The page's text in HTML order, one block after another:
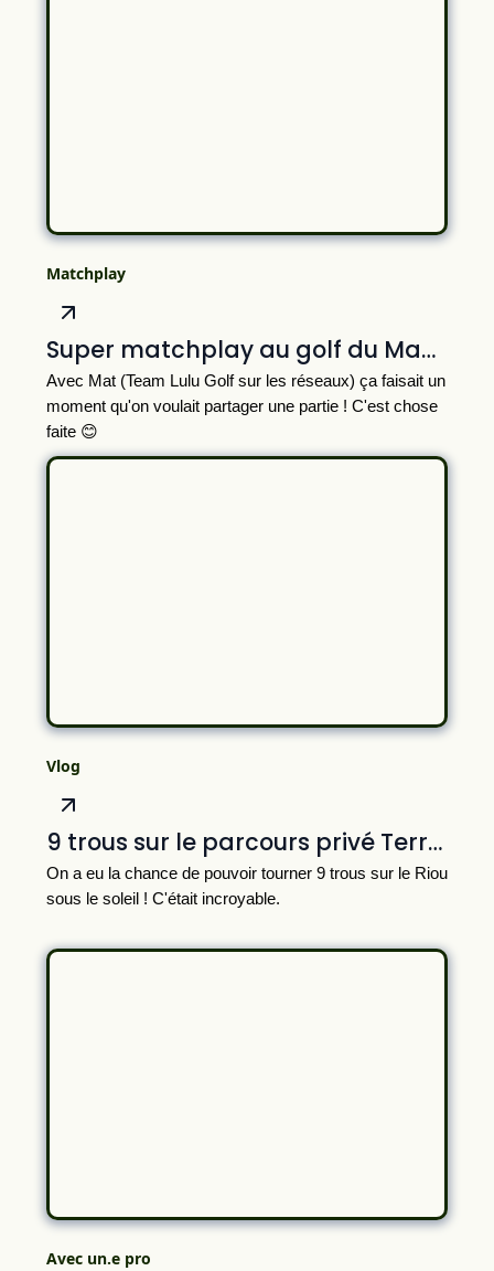
Matchplay
Super matchplay au golf du Makila !
Avec Mat (Team Lulu Golf sur les réseaux) ça faisait un
moment qu'on voulait partager une partie ! C'est chose
faite 😊
Vlog
9 trous sur le parcours privé Terre Blanche
On a eu la chance de pouvoir tourner 9 trous sur le Riou
sous le soleil ! C'était incroyable.
Avec un.e pro